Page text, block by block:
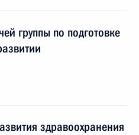
группы по подготовке
здравоохранения